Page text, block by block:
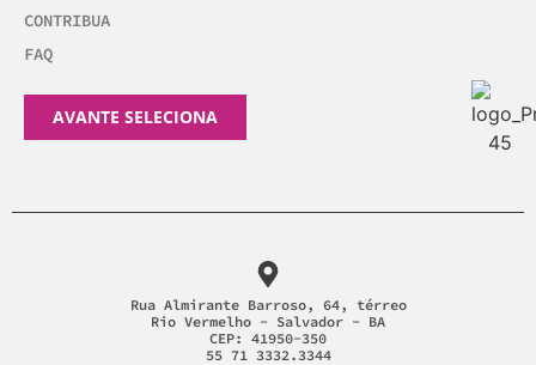
CONTRIBUA
FAQ
AVANTE SELECIONA
Rua Almirante Barroso, 64, térreo
Rio Vermelho - Salvador - BA
CEP: 41950-350
55 71 3332.3344